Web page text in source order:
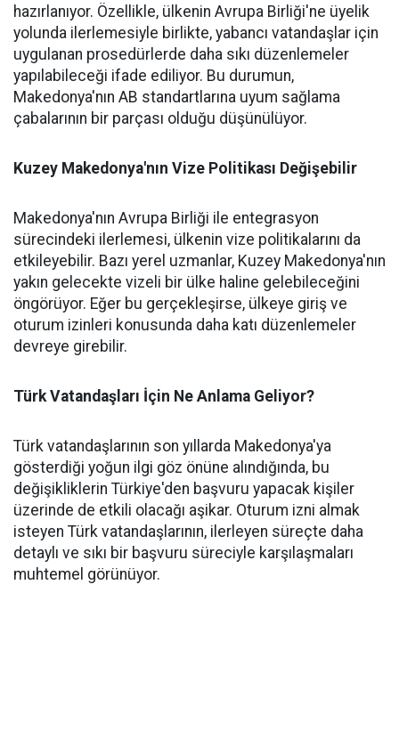
hazırlanıyor. Özellikle, ülkenin Avrupa Birliği'ne üyelik
yolunda ilerlemesiyle birlikte, yabancı vatandaşlar için
uygulanan prosedürlerde daha sıkı düzenlemeler
yapılabileceği ifade ediliyor. Bu durumun,
Makedonya'nın AB standartlarına uyum sağlama
çabalarının bir parçası olduğu düşünülüyor.
Kuzey Makedonya'nın Vize Politikası Değişebilir
Makedonya'nın Avrupa Birliği ile entegrasyon
sürecindeki ilerlemesi, ülkenin vize politikalarını da
etkileyebilir. Bazı yerel uzmanlar, Kuzey Makedonya'nın
yakın gelecekte vizeli bir ülke haline gelebileceğini
öngörüyor. Eğer bu gerçekleşirse, ülkeye giriş ve
oturum izinleri konusunda daha katı düzenlemeler
devreye girebilir.
Türk Vatandaşları İçin Ne Anlama Geliyor?
Türk vatandaşlarının son yıllarda Makedonya'ya
gösterdiği yoğun ilgi göz önüne alındığında, bu
değişikliklerin Türkiye'den başvuru yapacak kişiler
üzerinde de etkili olacağı aşikar. Oturum izni almak
isteyen Türk vatandaşlarının, ilerleyen süreçte daha
detaylı ve sıkı bir başvuru süreciyle karşılaşmaları
muhtemel görünüyor.